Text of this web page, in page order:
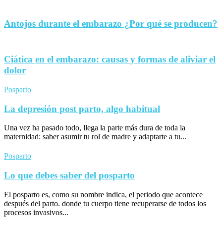
Antojos durante el embarazo ¿Por qué se producen?
Ciática en el embarazo: causas y formas de aliviar el
dolor
Posparto
La depresión post parto, algo habitual
Una vez ha pasado todo, llega la parte más dura de toda la
maternidad: saber asumir tu rol de madre y adaptarte a tu...
Posparto
Lo que debes saber del posparto
El posparto es, como su nombre indica, el periodo que acontece
después del parto. donde tu cuerpo tiene recuperarse de todos los
procesos invasivos...